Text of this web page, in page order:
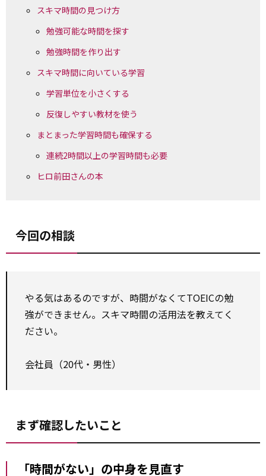
スキマ時間の見つけ方
勉強可能な時間を探す
勉強時間を作り出す
スキマ時間に向いている学習
学習単位を小さくする
反復しやすい教材を使う
まとまった学習時間も確保する
連続2時間以上の学習時間も必要
ヒロ前田さんの本
今回の相談
やる気はあるのですが、時間がなくてTOEICの勉
強ができません。スキマ時間の活用法を教えてく
ださい。
――会社員（20代・男性）
まず確認したいこと
「時間がない」の中身を見直す